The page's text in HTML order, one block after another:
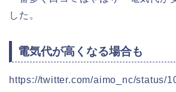
した。
電気代が高くなる場合も
https://twitter.com/aimo_nc/status/